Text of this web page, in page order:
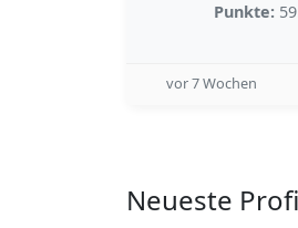
Punkte:
vor 7 Wochen
Neueste